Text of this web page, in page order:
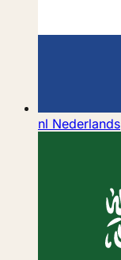
nl Nederlands